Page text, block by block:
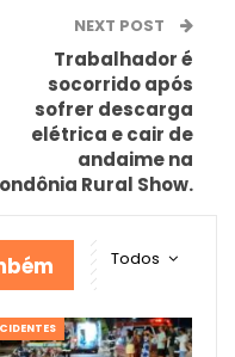
NEXT POST
Trabalhador é
socorrido após
sofrer descarga
elétrica e cair de
andaime na
Rural Show.
Todos